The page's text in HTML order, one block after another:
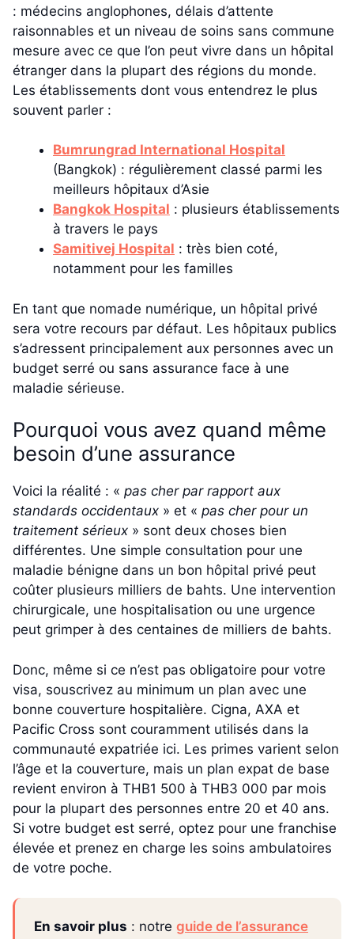
: médecins anglophones, délais d’attente
raisonnables et un niveau de soins sans commune
mesure avec ce que l’on peut vivre dans un hôpital
étranger dans la plupart des régions du monde.
Les établissements dont vous entendrez le plus
souvent parler :
Bumrungrad International Hospital
(Bangkok) : régulièrement classé parmi les
meilleurs hôpitaux d’Asie
Bangkok Hospital : plusieurs établissements
à travers le pays
Samitivej Hospital : très bien coté,
notamment pour les familles
En tant que nomade numérique, un hôpital privé
sera votre recours par défaut. Les hôpitaux publics
s’adressent principalement aux personnes avec un
budget serré ou sans assurance face à une
maladie sérieuse.
Pourquoi vous avez quand même
besoin d’une assurance
Voici la réalité : « pas cher par rapport aux
standards occidentaux » et « pas cher pour un
traitement sérieux » sont deux choses bien
différentes. Une simple consultation pour une
maladie bénigne dans un bon hôpital privé peut
coûter plusieurs milliers de bahts. Une intervention
chirurgicale, une hospitalisation ou une urgence
peut grimper à des centaines de milliers de bahts.
Donc, même si ce n’est pas obligatoire pour votre
visa, souscrivez au minimum un plan avec une
bonne couverture hospitalière. Cigna, AXA et
Pacific Cross sont couramment utilisés dans la
communauté expatriée ici. Les primes varient selon
l’âge et la couverture, mais un plan expat de base
revient environ à THB1 500 à THB3 000 par mois
pour la plupart des personnes entre 20 et 40 ans.
Si votre budget est serré, optez pour une franchise
élevée et prenez en charge les soins ambulatoires
de votre poche.
En savoir plus : notre guide de l’assurance